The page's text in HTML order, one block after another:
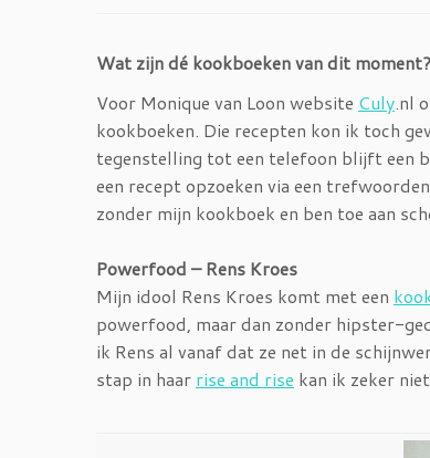
Wat zijn dé kookboeken van dit
Voor Monique van Loon website Culy.nl
kookboeken. Die recepten kon ik toch
tegenstelling tot een telefoon blijft een
een recept opzoeken via een
zonder mijn kookboek en ben toe aan
Powerfood – Rens Kroes
Mijn idool Rens Kroes komt met een
powerfood, maar dan zonder hipster-
ik Rens al vanaf dat ze net in de
stap in haar rise and rise kan ik zeker